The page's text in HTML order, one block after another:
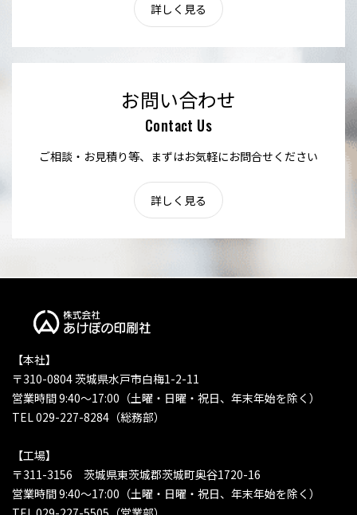
詳しく見る
お問い合わせ
Contact Us
ご相談・お見積り等、まずはお気軽にお問合せください
詳しく見る
【本社】
〒310-0804 茨城県水戸市白梅1-2-11
営業時間 9:40〜17:00（土曜・日曜・祝日、年末年始を除く）
TEL 029-227-8284（総務部）
【工場】
〒311-3156 茨城県東茨城郡茨城町奥谷1720-16
営業時間 9:40〜17:00（土曜・日曜・祝日、年末年始を除く）